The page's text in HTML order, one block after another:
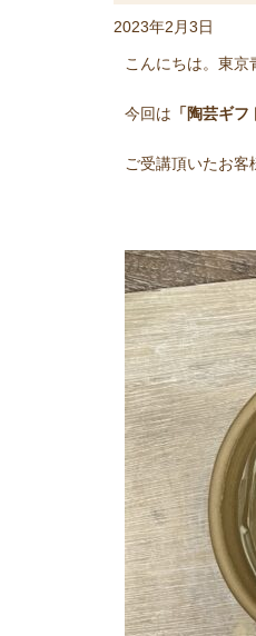
2023年2月3日
こんにちは。東
今回は 「陶芸ギ
ご受講頂いたお客